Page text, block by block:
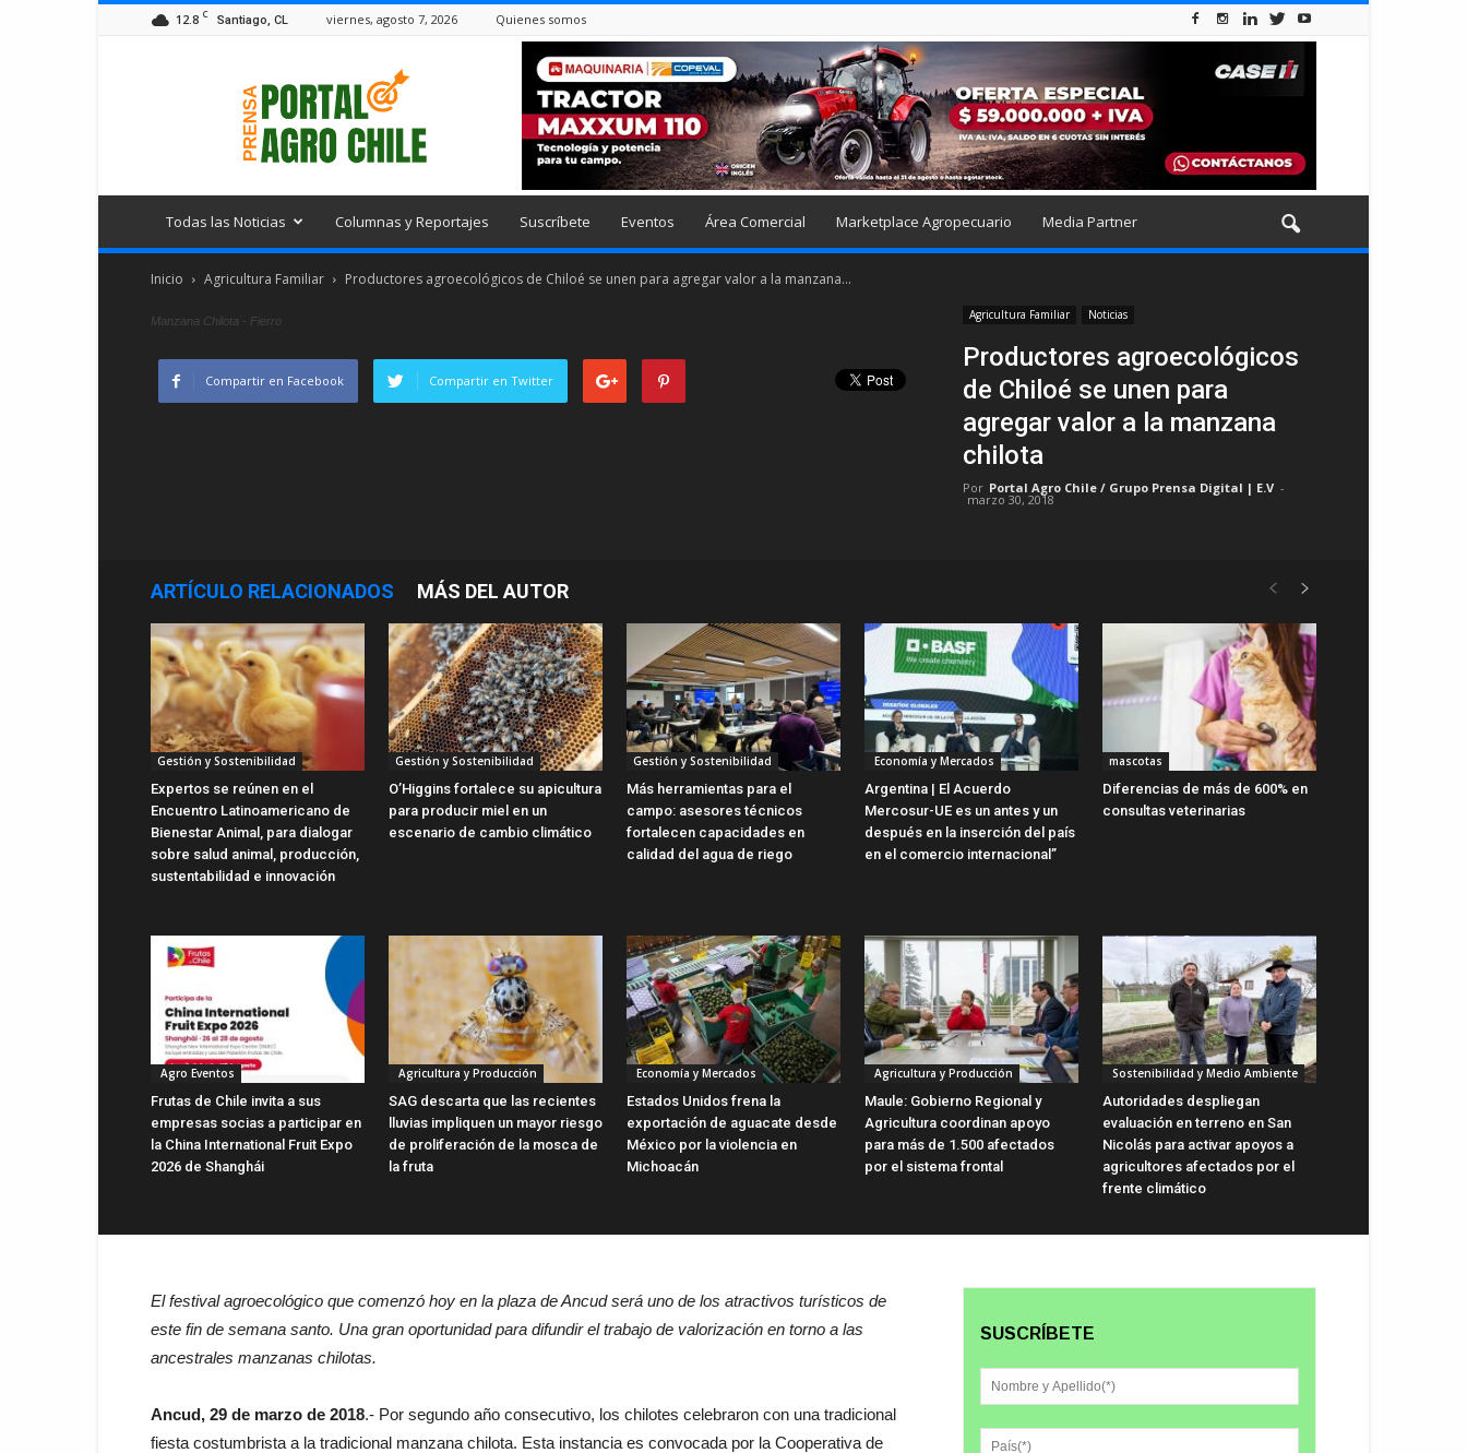
12.8 C Santiago, CL viernes, agosto 7, 2026 Quienes somos
Todas las Noticias Columnas y Reportajes Suscríbete Eventos Área Comercial Marketplace Agropecuario Media Partner
Inicio Agricultura Familiar Productores agroecológicos de Chiloé se unen para agregar valor a la manzana...
Agricultura Familiar Noticias
Productores agroecológicos
de Chiloé se unen para
agregar valor a la manzana
chilota
Por Portal Agro Chile / Grupo Prensa Digital | E.V -
marzo 30, 2018
Manzana Chilota - Fierro
Compartir en Facebook Compartir en Twitter
ARTÍCULO RELACIONADOS MÁS DEL AUTOR
Gestión y Sostenibilidad
Expertos se reúnen en el
Encuentro Latinoamericano de
Bienestar Animal, para dialogar
sobre salud animal, producción,
sustentabilidad e innovación
Gestión y Sostenibilidad
O’Higgins fortalece su apicultura
para producir miel en un
escenario de cambio climático
Gestión y Sostenibilidad
Más herramientas para el
campo: asesores técnicos
fortalecen capacidades en
calidad del agua de riego
Economía y Mercados
Argentina | El Acuerdo
Mercosur-UE es un antes y un
después en la inserción del país
en el comercio internacional”
mascotas
Diferencias de más de 600% en
consultas veterinarias
Agro Eventos
Frutas de Chile invita a sus
empresas socias a participar en
la China International Fruit Expo
2026 de Shanghái
Agricultura y Producción
SAG descarta que las recientes
lluvias impliquen un mayor riesgo
de proliferación de la mosca de
la fruta
Economía y Mercados
Estados Unidos frena la
exportación de aguacate desde
México por la violencia en
Michoacán
Agricultura y Producción
Maule: Gobierno Regional y
Agricultura coordinan apoyo
para más de 1.500 afectados
por el sistema frontal
Sostenibilidad y Medio Ambiente
Autoridades despliegan
evaluación en terreno en San
Nicolás para activar apoyos a
agricultores afectados por el
frente climático
El festival agroecológico que comenzó hoy en la plaza de Ancud será uno de los atractivos turísticos de
este fin de semana santo. Una gran oportunidad para difundir el trabajo de valorización en torno a las
ancestrales manzanas chilotas.
Ancud, 29 de marzo de 2018.- Por segundo año consecutivo, los chilotes celebraron con una tradicional
fiesta costumbrista a la tradicional manzana chilota. Esta instancia es convocada por la Cooperativa de
SUSCRÍBETE